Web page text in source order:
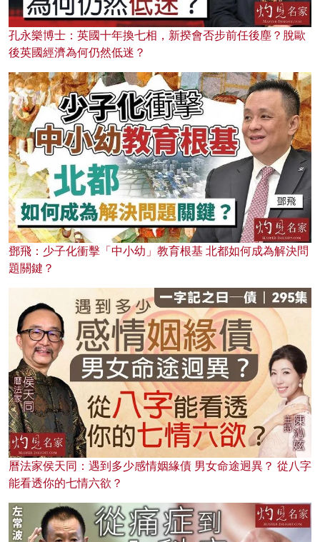
孔永樂博士：英國十年換七相，新揆會否步前任後塵？脫歐
後英國經濟為何仍然低迷？
鄧飛：少子化衝擊「中小幼」教育根基 北都如何成為解決問
題關鍵？
曆法家侯天同：遇到多少感情姻緣債 男女命途迥異？ 從八字
能看透你的七情六欲？